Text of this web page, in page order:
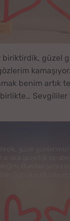
biriktirdik, güzel
benim artık